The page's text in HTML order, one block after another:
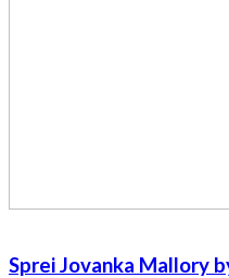
Sprei Jovanka Mallory